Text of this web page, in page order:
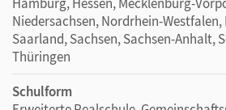
Niedersachsen, Nordrhein-
Saarland, Sachsen, Sachsen-Anhalt,
Thüringen
Schulform